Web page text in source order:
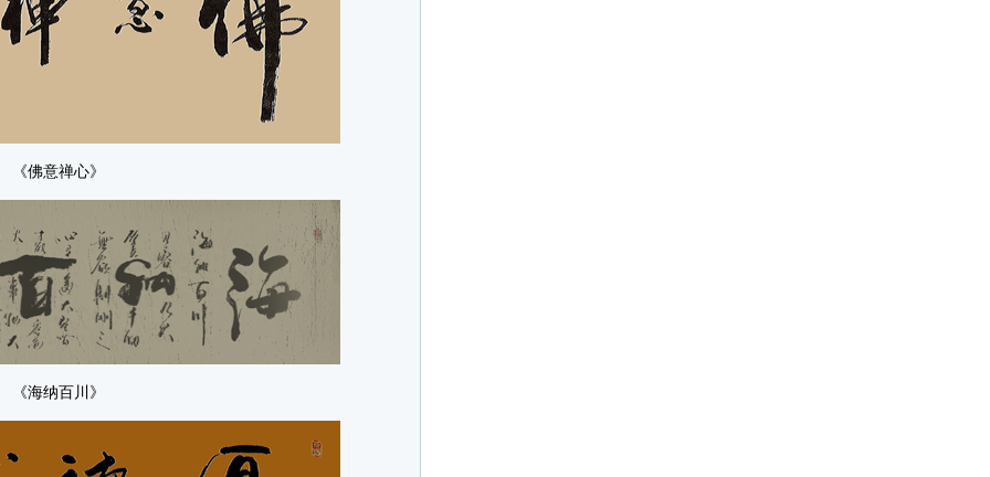
《佛意禅心》
《海纳百川》